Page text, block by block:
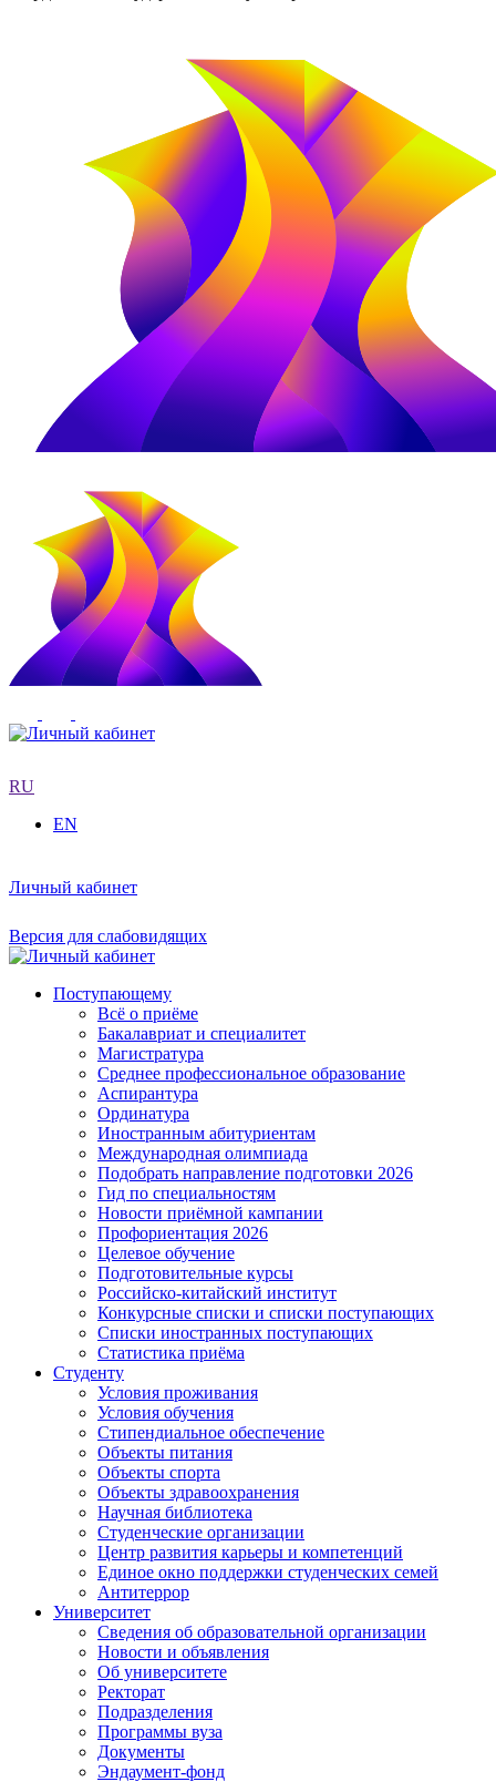
RU
EN
Личный кабинет
Версия для слабовидящих
Поступающему
Всё о приёме
Бакалавриат и специалитет
Магистратура
Среднее профессиональное образование
Аспирантура
Ординатура
Иностранным абитуриентам
Международная олимпиада
Подобрать направление подготовки 2026
Гид по специальностям
Новости приёмной кампании
Профориентация 2026
Целевое обучение
Подготовительные курсы
Российско-китайский институт
Конкурсные списки и списки поступающих
Списки иностранных поступающих
Статистика приёма
Студенту
Условия проживания
Условия обучения
Стипендиальное обеспечение
Объекты питания
Объекты спорта
Объекты здравоохранения
Научная библиотека
Студенческие организации
Центр развития карьеры и компетенций
Единое окно поддержки студенческих семей
Антитеррор
Университет
Сведения об образовательной организации
Новости и объявления
Об университете
Ректорат
Подразделения
Программы вуза
Документы
Эндаумент-фонд